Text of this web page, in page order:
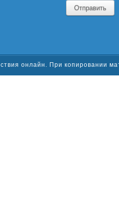
Отправить
онлайн. При копировании